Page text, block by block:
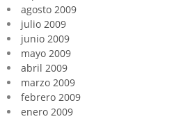
agosto 2009
julio 2009
junio 2009
mayo 2009
abril 2009
marzo 2009
febrero 2009
enero 2009